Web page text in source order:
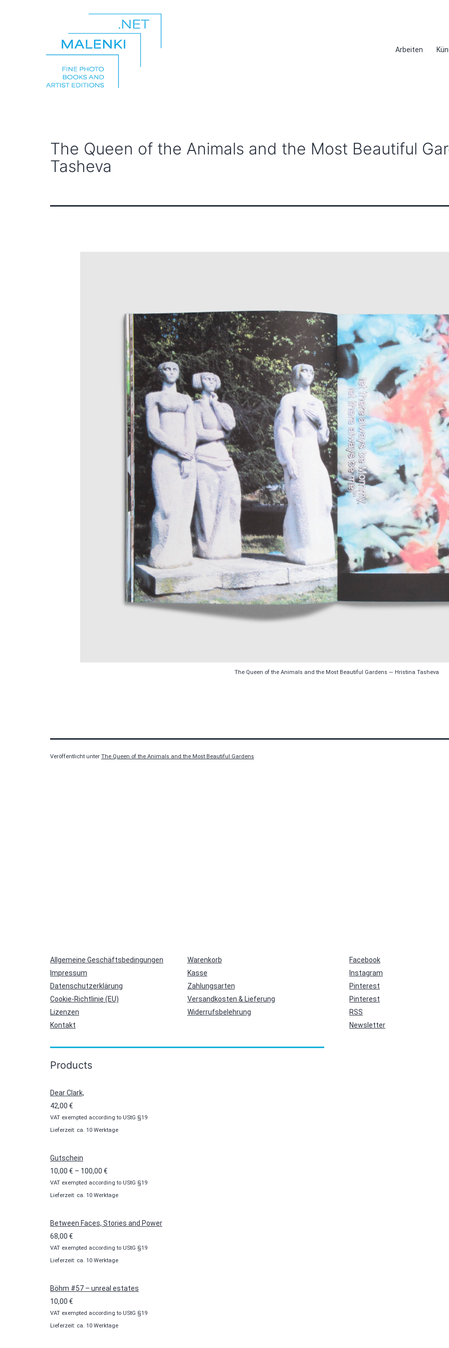
Arbeiten
The Queen of the Animals and the Most Beautiful
Tasheva
The Queen of the Animals and the Most Beautiful Gardens — Hristina Tasheva
Veröffentlicht unter The Queen of the Animals and the Most Beautiful Gardens
Allgemeine Geschäftsbedingungen
Impressum
Datenschutzerklärung
Cookie-Richtlinie (EU)
Lizenzen
Kontakt
Warenkorb
Kasse
Zahlungsarten
Versandkosten & Lieferung
Widerrufsbelehrung
Facebook
Instagram
Pinterest
Pinterest
RSS
Newsletter
Products
Dear Clark,
42,00 €
VAT exempted according to UStG §19
Lieferzeit: ca. 10 Werktage
Gutschein
10,00 € – 100,00 €
10,00 €
bis
VAT exempted according to UStG §19
Lieferzeit: ca. 10 Werktage
Between Faces, Stories and Power
68,00 €
VAT exempted according to UStG §19
Lieferzeit: ca. 10 Werktage
Böhm #57 – unreal estates
10,00 €
VAT exempted according to UStG §19
Lieferzeit: ca. 10 Werktage